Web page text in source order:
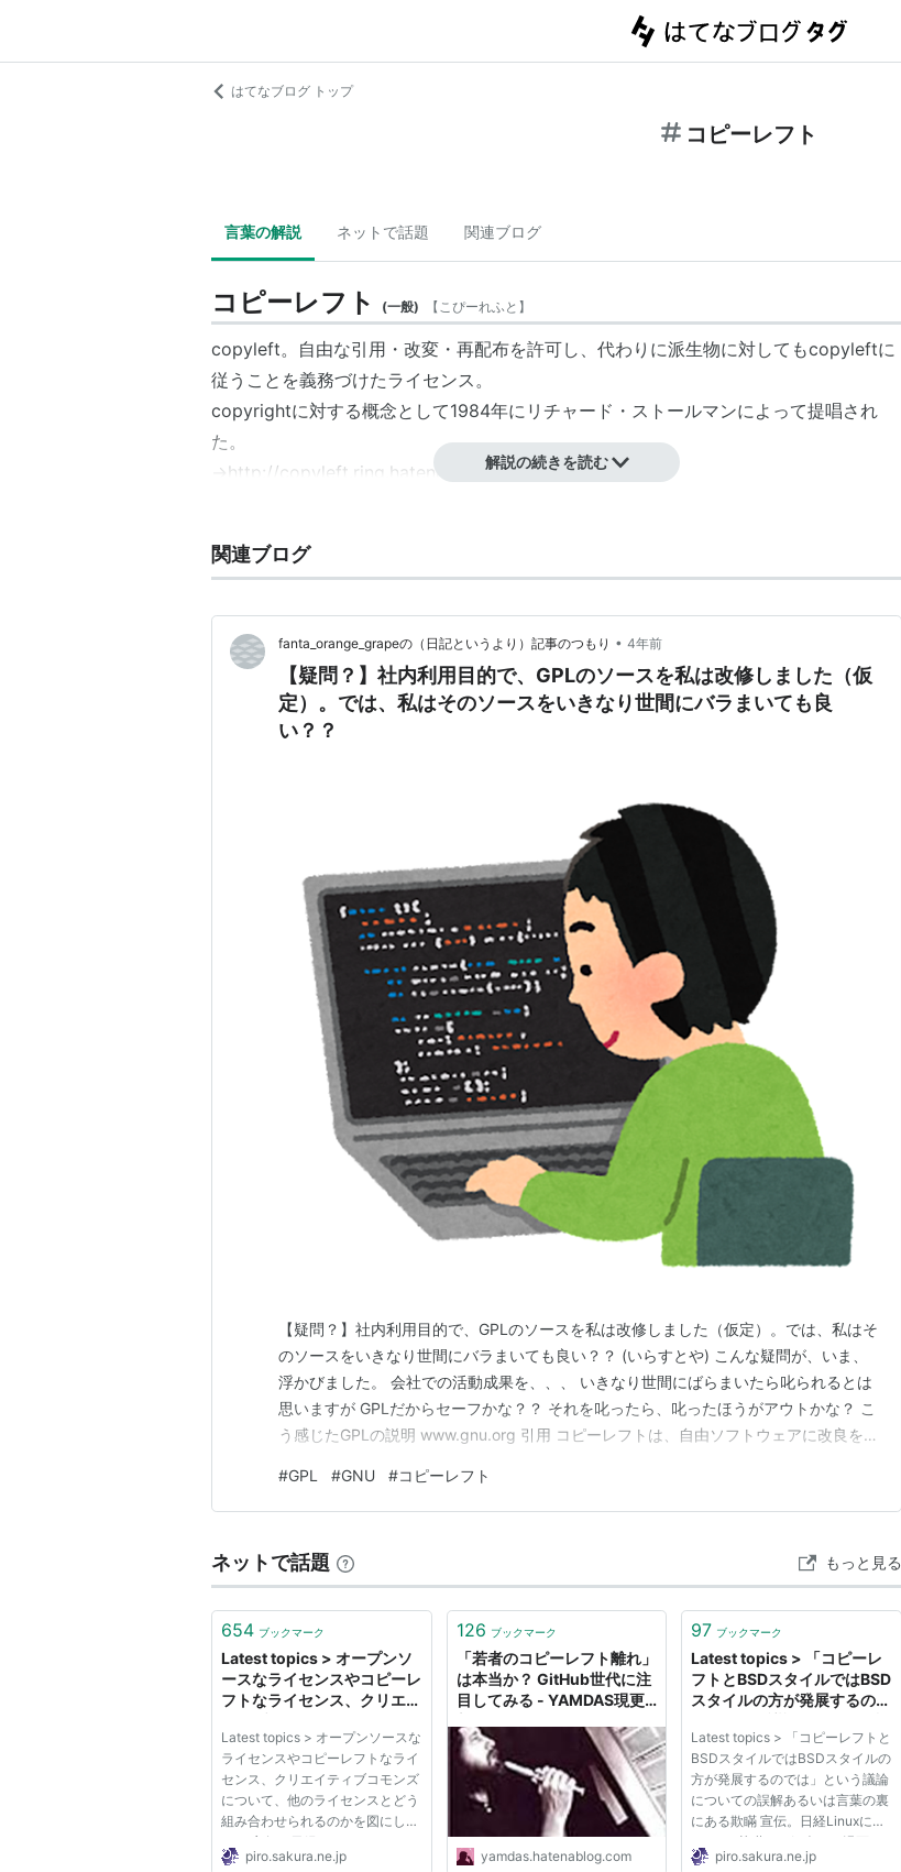
はてなブログ トップ
コピーレフト
言葉の解説 ネットで話題 関連ブログ
コピーレフト (一般) 【こぴーれふと 】
copyleft。自由な引用・改変・再配布を許可し、代わりに派生物に対してもcopyleftに
従うことを義務づけたライセンス。
copyrightに対する概念として1984年にリチャード・ストールマンによって提唱され
た。
→ http://copyleft.ring.hatena.ne.jp/
創造物の使用、コピー、再配布、改変を制限しない
改変したもの(派生物)の使用、コピー、再配布、改変を制限してはならない
コピー、再配布の際には、その後の使用と改変に制限が無いよう、全ての情報を含め
る必要がある(ソフトウェアではソースコード含む)
使用、コピー、再配布、改変のいずれにおいても、コピーまたは派生物にコピーレフ
解説の続きを読む
関連ブログ
fanta_orange_grapeの（日記というより）記事のつもり • 4年前
【疑問？】社内利用目的で、GPLのソースを私は改修しました（仮
定）。では、私はそのソースをいきなり世間にバラまいても良
い？？
【疑問？】社内利用目的で、GPLのソースを私は改修しました（仮定）。では、私はそ
のソースをいきなり世間にバラまいても良い？？ (いらすとや) こんな疑問が、いま、
浮かびました。 会社での活動成果を、、、 いきなり世間にばらまいたら叱られるとは
思いますが GPLだからセーフかな？？ それを叱ったら、叱ったほうがアウトかな？ こ
う感じたGPLの説明 www.gnu.org 引用 コピーレフトは、自由ソフトウェアに改良を加
たプログラマたちは、金儲けには手段を選ばない企業や大学で働いていることが多いの
です。プログラマは自分の…
#GPL #GNU #コピーレフト
ネットで話題 もっと見る
654 ブックマーク
Latest topics > オープンソ
ースなライセンスやコピーレ
フトなライセンス、クリエイ
のライセンスとどう組み合わ
せられる
Latest topics > オープンソースな
ライセンスやコピーレフトなライ
センス、クリエイティブコモンズ
について、他のライセンスとどう
組み合わせられるのかを図にして
みた 宣伝。日経LinuxにてLinux
の基礎？を紹介する漫画「シス管
piro.sakura.ne.jp
126 ブックマーク
「若者のコピーレフト離れ」
は本当か？ GitHub世代に注
目してみる - YAMDAS現更
yamdas.hatenablog.com
97 ブックマーク
Latest topics > 「コピーレ
フトとBSDスタイルではBSD
スタイルの方が発展するので
解 - outsider reflex
Latest topics > 「コピーレフトと
BSDスタイルではBSDスタイルの
方が発展するのでは」という議論
についての誤解あるいは言葉の裏
にある欺瞞 宣伝。日経Linuxにて
Linuxの基礎？を紹介する漫画
「シス管系女子」を連載させてい
piro.sakura.ne.jp